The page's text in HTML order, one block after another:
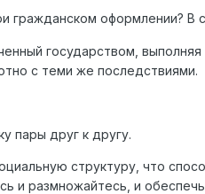
гражданском оформлении? В
государством, выполняя
с теми же последствиями.
пары друг к другу.
структуру, что
и размножайтесь, и